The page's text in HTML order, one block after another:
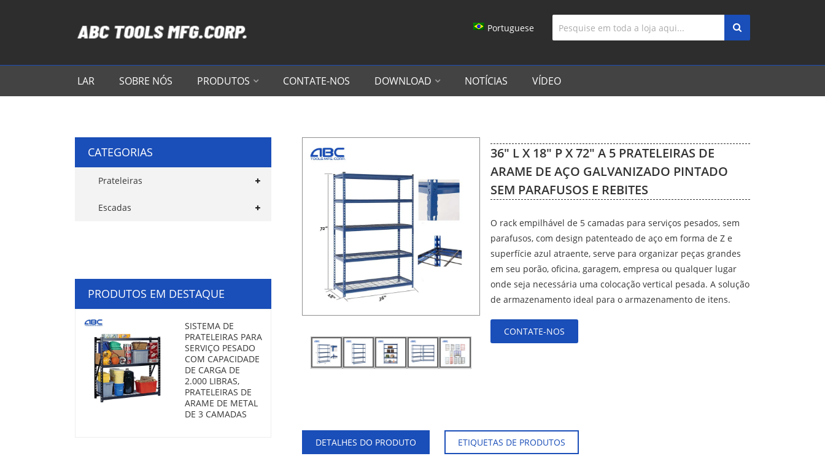
Portuguese
LAR SOBRE NÓS PRODUTOS CONTATE-NOS DOWNLOAD NOTÍCIAS VÍDEO
CATEGORIAS
Prateleiras
Escadas
PRODUTOS EM DESTAQUE
SISTEMA DE
PRATELEIRAS PARA
SERVIÇO PESADO
COM CAPACIDADE
DE CARGA DE
2.000 LIBRAS,
PRATELEIRAS DE
ARAME DE METAL
DE 3 CAMADAS
36″ L X 18″ P X 72″ A 5 PRATELEIRAS DE
ARAME DE AÇO GALVANIZADO PINTADO
SEM PARAFUSOS E REBITES
O rack empilhável de 5 camadas para serviços pesados, sem
parafusos, com design patenteado de aço em forma de Z e
superfície azul atraente, serve para organizar peças grandes
em seu porão, oficina, garagem, empresa ou qualquer lugar
onde seja necessária uma colocação vertical pesada. A solução
de armazenamento ideal para o armazenamento de itens.
CONTATE-NOS
DETALHES DO PRODUTO ETIQUETAS DE PRODUTOS